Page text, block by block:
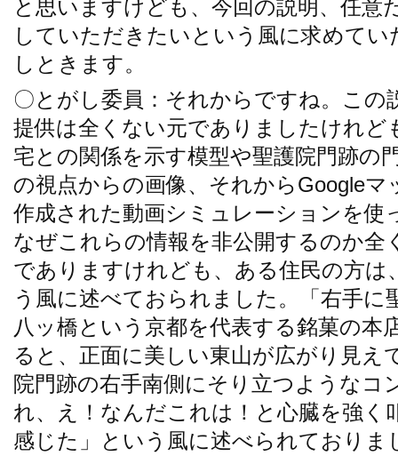
と思いますけども、今回の説明、任意
していただきたいという風に求めて
しときます。
〇とがし委員：それからですね。この
提供は全くない元でありましたけれど
宅との関係を示す模型や聖護院門跡の
の視点からの画像、それからGoogle
作成された動画シミュレーションを使
なぜこれらの情報を非公開するのか全
でありますけれども、ある住民の方は
う風に述べておられました。「右手に
八ッ橋という京都を代表する銘菓の本
ると、正面に美しい東山が広がり見え
院門跡の右手南側にそり立つようなコ
れ、え！なんだこれは！と心臓を強く
感じた」という風に述べられており